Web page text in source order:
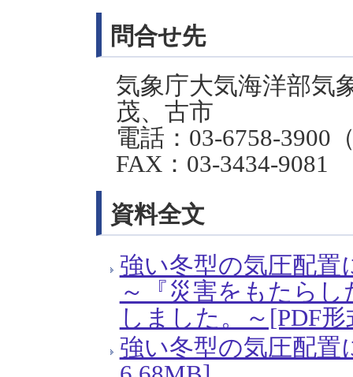
問合せ先
気象庁大気海洋部
茂、古市
電話：03-6758-
FAX：03-3434-9081
資料全文
強い冬型の気圧配
～『災害をもたら
しました。～[PDF
強い冬型の気圧配置